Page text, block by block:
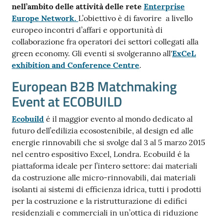
nell’ambito delle attività delle rete Enterprise
Europe Network. L’obiettivo è di favorire a livello
europeo incontri d’affari e opportunità di
collaborazione fra operatori dei settori collegati alla
green economy. Gli eventi si svolgeranno all'ExCeL
exhibition and Conference Centre.
European B2B Matchmaking
Event at ECOBUILD
Ecobuild é il maggior evento al mondo dedicato al
futuro dell’edilizia ecosostenibile, al design ed alle
energie rinnovabili che si svolge dal 3 al 5 marzo 2015
nel centro espositivo Excel, Londra. Ecobuild é la
piattaforma ideale per l’intero settore: dai materiali
da costruzione alle micro-rinnovabili, dai materiali
isolanti ai sistemi di efficienza idrica, tutti i prodotti
per la costruzione e la ristrutturazione di edifici
residenziali e commerciali in un’ottica di riduzione